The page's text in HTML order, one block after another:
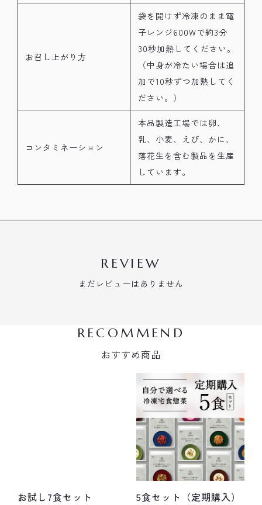
お召し上がり方
袋を開けず冷凍のまま電
子レンジ600Wで約3分
30秒加熱してください。
（中身が冷たい場合は追
加で10秒ずつ加熱してく
ださい。）
コンタミネーション
本品製造工場では卵、
乳、小麦、えび、かに、
落花生を含む製品を生産
しています。
REVIEW
まだレビューはありません
RECOMMEND
おすすめ商品
お試し7食セット 5食セット（定期購入）